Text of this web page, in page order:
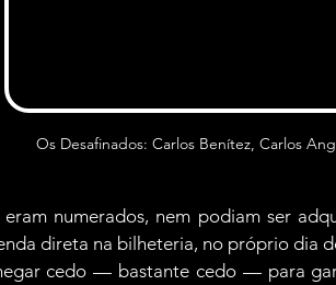
Os Desafinados: Carlos Benítez, Carlos
eram numerados, nem podiam ser
direta na bilheteria, no próprio dia
cedo — bastante cedo — para